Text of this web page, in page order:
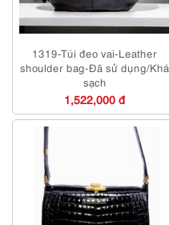
1319-Túi đeo vai-Leather
shoulder bag-Đã sử dụng/Khá
sạch
1,522,000 đ